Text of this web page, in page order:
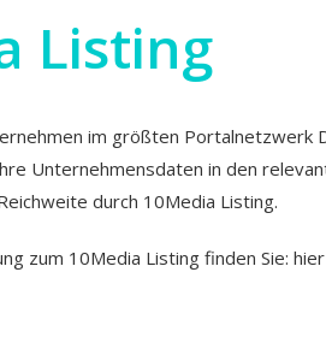
Listing
im größten Portalnetzwerk
Unternehmensdaten in den
durch 10Media Listing.
zum 10Media Listing finden Sie: hier